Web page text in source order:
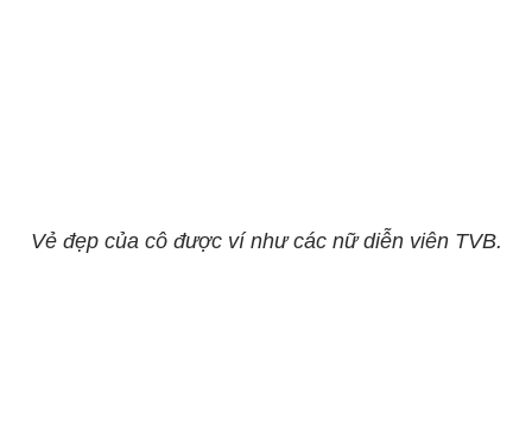
Vẻ đẹp của cô được ví như các nữ diễn viên TVB.